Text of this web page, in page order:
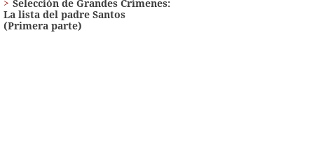
Selección de Grandes Crímenes:
La lista del padre Santos
(Primera parte)